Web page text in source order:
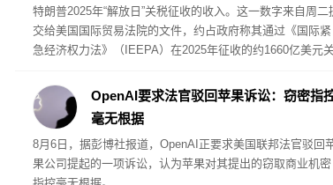
特朗普2025年“解放日”关税征收的收入。这一数字来自周二
交给美国国际贸易法院的文件，约占政府称其通过《国际紧
急经济权力法》（IEEPA）在2025年征收的约1660亿美元关
OpenAI要求法官驳回苹果诉讼：窃密指
毫无根据
8月6日，据彭博社报道，OpenAI正要求美国联邦法官驳回
果公司提起的一项诉讼，认为苹果对其提出的窃取商业机密